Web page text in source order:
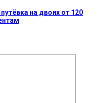
на двоих от 120